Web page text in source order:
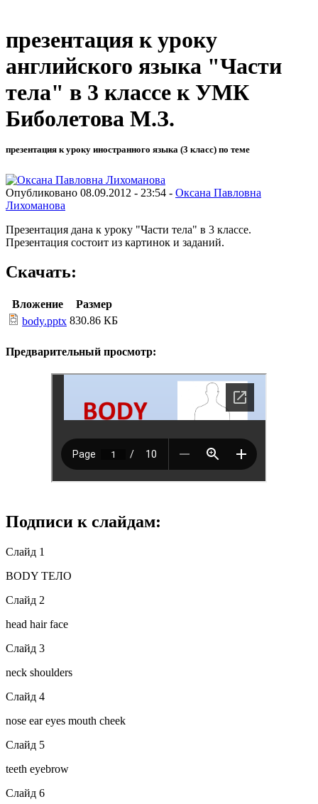
презентация к уроку
английского языка "Части
тела" в 3 классе к УМК
Биболетова М.З.
презентация к уроку иностранного языка (3 класс) по теме
Опубликовано 08.09.2012 - 23:54 - Оксана Павловна
Лихоманова
Презентация дана к уроку "Части тела" в 3 классе.
Презентация состоит из картинок и заданий.
Скачать:
Вложение
Размер
body.pptx 830.86 КБ
Предварительный просмотр:
Подписи к слайдам:
Слайд 1
BODY ТЕЛО
Слайд 2
head hair face
Слайд 3
neck shoulders
Слайд 4
nose ear eyes mouth cheek
Слайд 5
teeth eyebrow
Слайд 6